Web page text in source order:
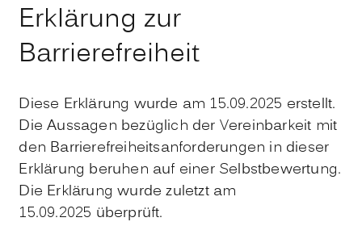
Erklärung zur
Barrierefreiheit
Diese Erklärung wurde am 15.09.2025 erstellt.
Die Aussagen bezüglich der Vereinbarkeit mit
den Barrierefreiheitsanforderungen in dieser
Erklärung beruhen auf einer Selbstbewertung.
Die Erklärung wurde zuletzt am
15.09.2025 überprüft.